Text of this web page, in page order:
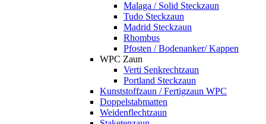
Malaga / Solid Steckzaun
Tudo Steckzaun
Madrid Steckzaun
Rhombus
Pfosten / Bodenanker/ Kappen
WPC Zaun
Verti Senkrechtzaun
Portland Steckzaun
Kunststoffzaun / Fertigzaun WPC
Doppelstabmatten
Weidenflechtzaun